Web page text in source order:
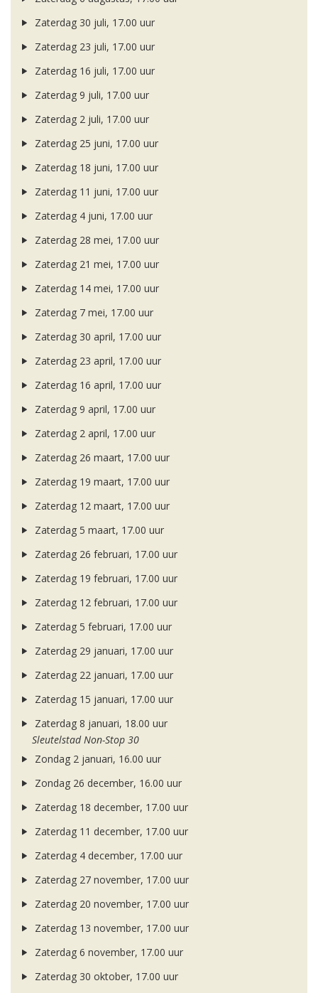
Zaterdag 30 juli, 17.00 uur
Zaterdag 23 juli, 17.00 uur
Zaterdag 16 juli, 17.00 uur
Zaterdag 9 juli, 17.00 uur
Zaterdag 2 juli, 17.00 uur
Zaterdag 25 juni, 17.00 uur
Zaterdag 18 juni, 17.00 uur
Zaterdag 11 juni, 17.00 uur
Zaterdag 4 juni, 17.00 uur
Zaterdag 28 mei, 17.00 uur
Zaterdag 21 mei, 17.00 uur
Zaterdag 14 mei, 17.00 uur
Zaterdag 7 mei, 17.00 uur
Zaterdag 30 april, 17.00 uur
Zaterdag 23 april, 17.00 uur
Zaterdag 16 april, 17.00 uur
Zaterdag 9 april, 17.00 uur
Zaterdag 2 april, 17.00 uur
Zaterdag 26 maart, 17.00 uur
Zaterdag 19 maart, 17.00 uur
Zaterdag 12 maart, 17.00 uur
Zaterdag 5 maart, 17.00 uur
Zaterdag 26 februari, 17.00 uur
Zaterdag 19 februari, 17.00 uur
Zaterdag 12 februari, 17.00 uur
Zaterdag 5 februari, 17.00 uur
Zaterdag 29 januari, 17.00 uur
Zaterdag 22 januari, 17.00 uur
Zaterdag 15 januari, 17.00 uur
Zaterdag 8 januari, 18.00 uur
Sleutelstad Non-Stop 30
Zondag 2 januari, 16.00 uur
Zondag 26 december, 16.00 uur
Zaterdag 18 december, 17.00 uur
Zaterdag 11 december, 17.00 uur
Zaterdag 4 december, 17.00 uur
Zaterdag 27 november, 17.00 uur
Zaterdag 20 november, 17.00 uur
Zaterdag 13 november, 17.00 uur
Zaterdag 6 november, 17.00 uur
Zaterdag 30 oktober, 17.00 uur